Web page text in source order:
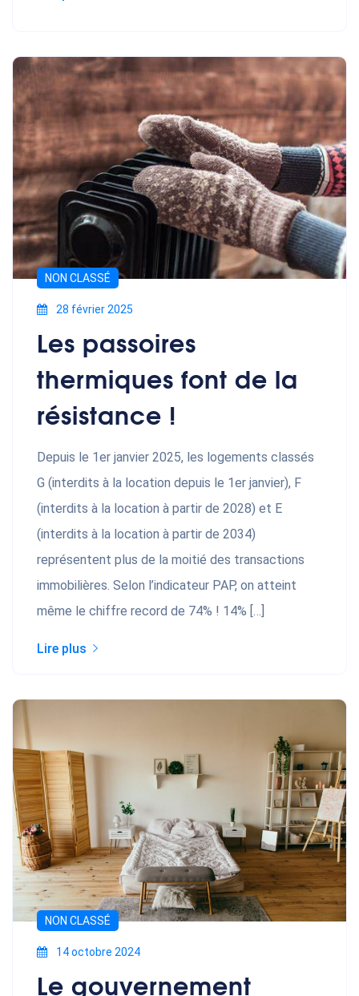
NON CLASSÉ
28 février 2025
Les passoires
thermiques font de la
résistance !
Depuis le 1er janvier 2025, les logements classés
G (interdits à la location depuis le 1er janvier), F
(interdits à la location à partir de 2028) et E
(interdits à la location à partir de 2034)
représentent plus de la moitié des transactions
immobilières. Selon l’indicateur PAP, on atteint
même le chiffre record de 74% ! 14% […]
Lire plus
NON CLASSÉ
14 octobre 2024
Le gouvernement